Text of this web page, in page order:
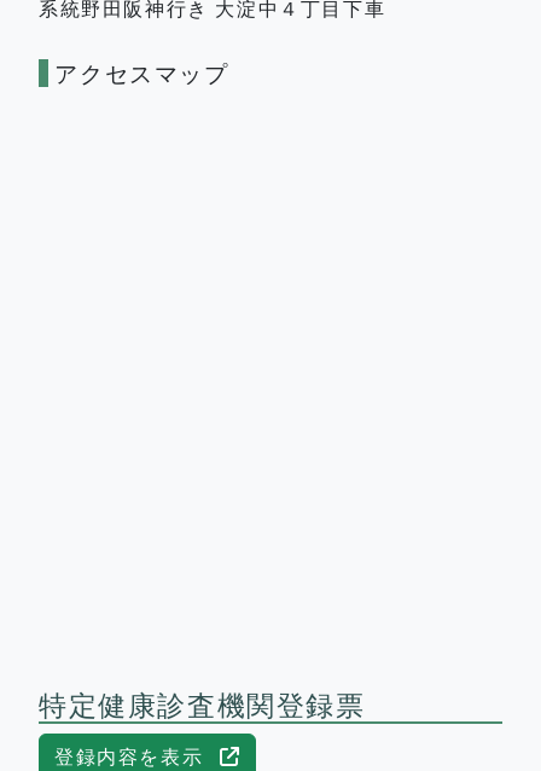
系統野田阪神行き 大淀中４丁目下車
アクセスマップ
特定健康診査機関登録票
登録内容を表示